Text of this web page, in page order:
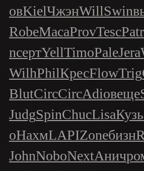
овKielЧжэнWillSwin
RobeMacaProvTescPatr
nсертYellTimoPaleJera
WilhPhilКресFlowTrig
BlutCircCircAdioвеще
JudgSpinChucLisaКузь
oНахмLAPIZoneбизн
JohnNoboNextАнич